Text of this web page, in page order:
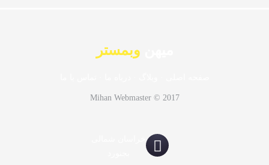
وبمستر
Mihan Webmaster © 2017